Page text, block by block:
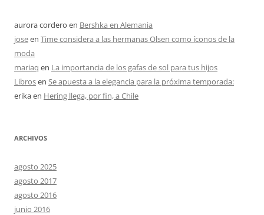
aurora cordero en Bershka en Alemania
joseen Time considera a las hermanas Olsen como íconos de la
moda
mariaq en La importancia de los gafas de sol para tus hijos
Librosen Se apuesta a la elegancia para la próxima temporada:
erikaen Hering llega, por fin, a Chile
ARCHIVOS
agosto 2025
agosto 2017
agosto 2016
junio 2016